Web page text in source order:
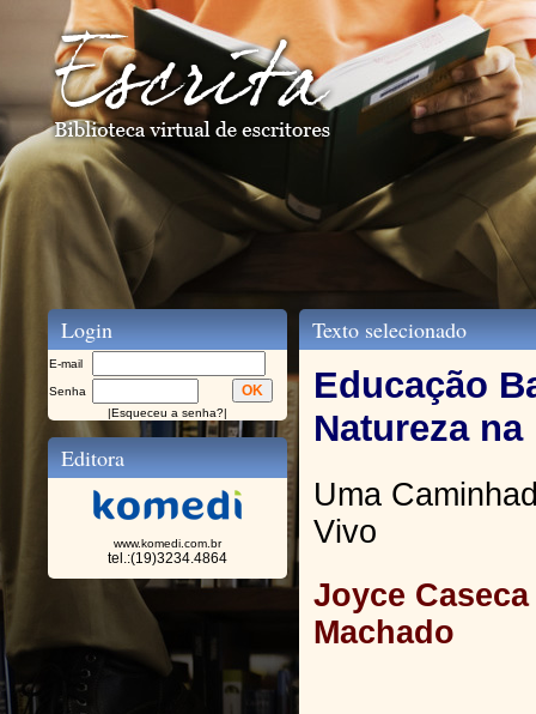
Login
E-mail
Senha
|Esqueceu a senha?|
Editora
www.komedi.com.br
tel.:(19)3234.4864
Texto selecionado
Educação
Natureza
Uma
Vivo
Joyce
Machado